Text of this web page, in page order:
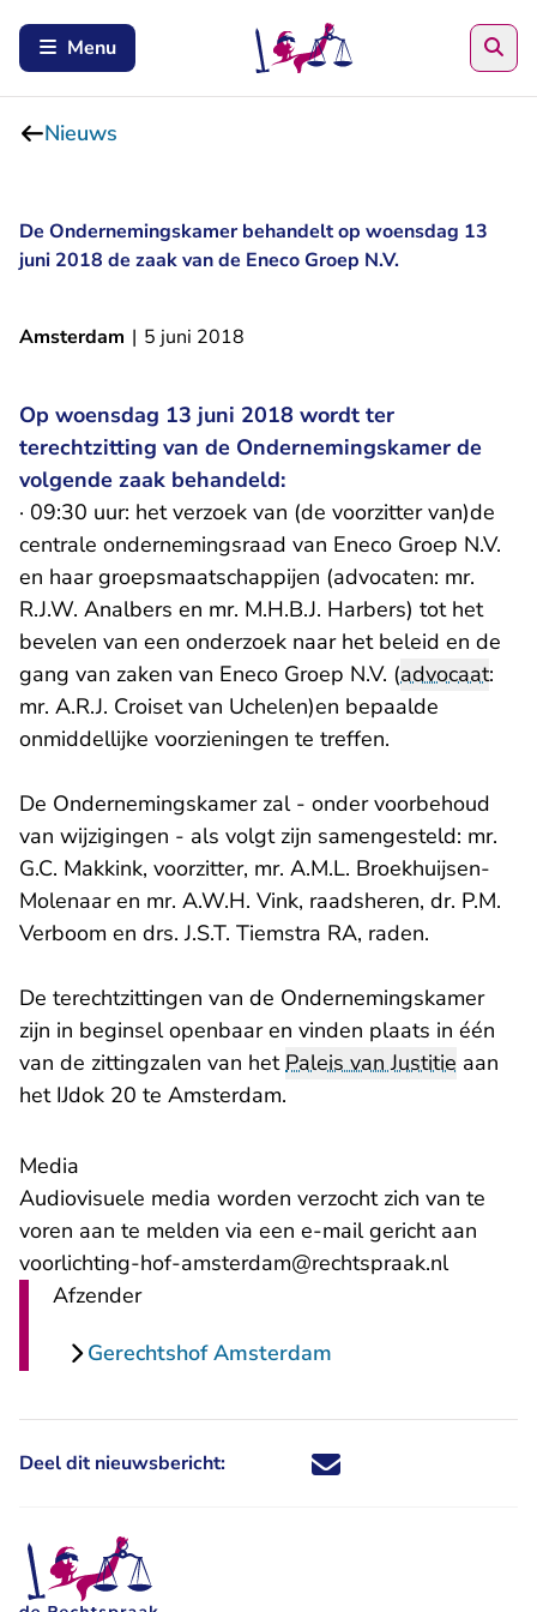
Menu
Nieuws
De Ondernemingskamer behandelt op woensdag 13
juni 2018 de zaak van de Eneco Groep N.V.
Amsterdam | 5 juni 2018
Op woensdag 13 juni 2018 wordt ter
terechtzitting van de Ondernemingskamer de
volgende zaak behandeld:
· 09:30 uur: het verzoek van (de voorzitter van)de
centrale ondernemingsraad van Eneco Groep N.V.
en haar groepsmaatschappijen (advocaten: mr.
R.J.W. Analbers en mr. M.H.B.J. Harbers) tot het
bevelen van een onderzoek naar het beleid en de
gang van zaken van Eneco Groep N.V. (advocaat:
mr. A.R.J. Croiset van Uchelen)en bepaalde
onmiddellijke voorzieningen te treffen.
De Ondernemingskamer zal - onder voorbehoud
van wijzigingen - als volgt zijn samengesteld: mr.
G.C. Makkink, voorzitter, mr. A.M.L. Broekhuijsen-
Molenaar en mr. A.W.H. Vink, raadsheren, dr. P.M.
Verboom en drs. J.S.T. Tiemstra RA, raden.
De terechtzittingen van de Ondernemingskamer
zijn in beginsel openbaar en vinden plaats in één
van de zittingzalen van hetPaleis van Justitie aan
het IJdok 20 te Amsterdam.
Media
Audiovisuele media worden verzocht zich van te
voren aan te melden via een e-mail gericht aan
voorlichting-hof-amsterdam@rechtspraak.nl
Afzender
Gerechtshof Amsterdam
Deel dit nieuwsbericht: Deel dit nieuwsbericht via X -
Deel dit nieuwsbericht via
Deel dit nieuwsbericht
Deel dit